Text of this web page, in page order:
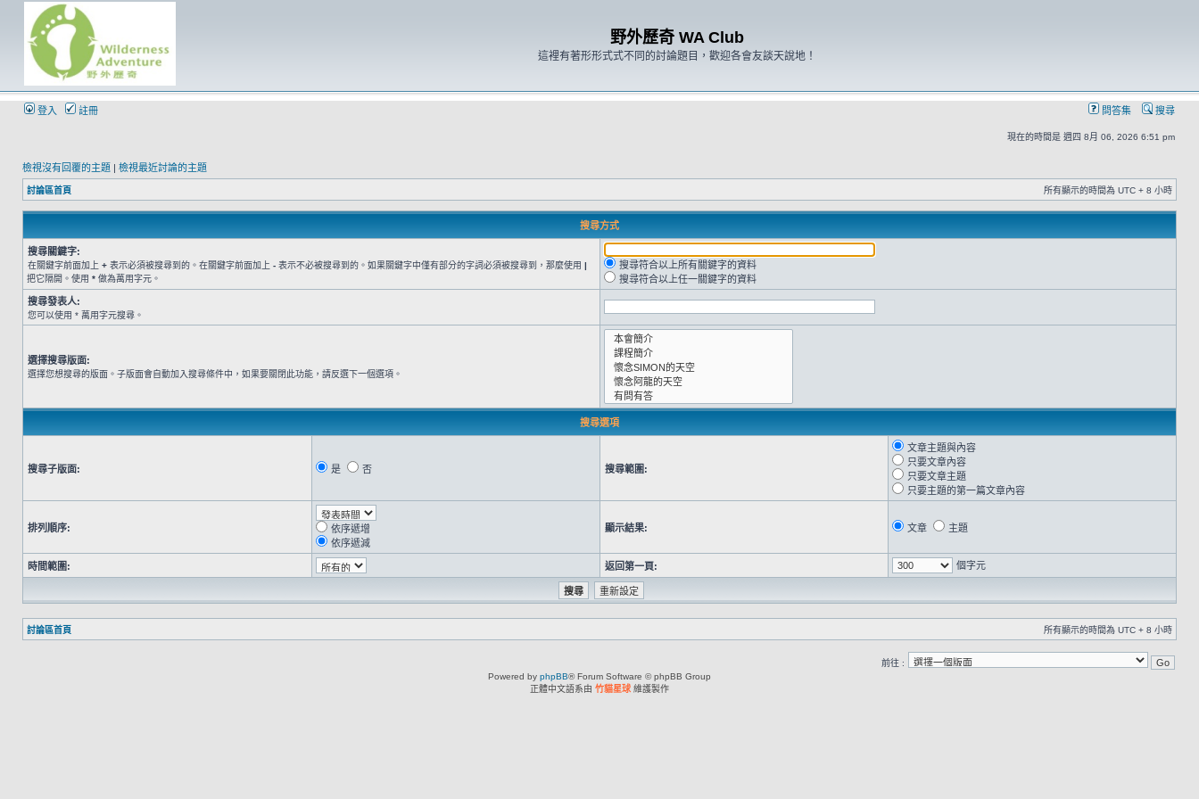
野外歷奇 WA Club
這裡有著形形式式不同的討論題目，歡迎各會友談天說地！
登入 註冊 問答集 搜尋
現在的時間是 週四 8月 06, 2026 6:51 pm
檢視沒有回覆的主題 | 檢視最近討論的主題
討論區首頁 所有顯示的時間為 UTC + 8 小時
搜尋方式
搜尋關鍵字:
在關鍵字前面加上 + 表示必須被搜尋到的。在關鍵字前面加上 - 表示不必被搜尋到的。如果關鍵字中僅有部分的字詞必須被搜尋到，那麼使用 |
把它隔開。使用 * 做為萬用字元。
搜尋符合以上所有關鍵字的資料
搜尋符合以上任一關鍵字的資料
搜尋發表人:
您可以使用 * 萬用字元搜尋。
選擇搜尋版面:
選擇您想搜尋的版面。子版面會自動加入搜尋條件中，如果要關閉此功能，請反選下一個選項。
搜尋選項
搜尋子版面: 是 否 搜尋範圍:
文章主題與內容
只要文章內容
只要文章主題
只要主題的第一篇文章內容
排列順序:
依序遞增
依序遞減
顯示結果: 文章 主題
時間範圍: 返回第一頁: 個字元
討論區首頁 所有顯示的時間為 UTC + 8 小時
前往 :
Powered by phpBB® Forum Software © phpBB Group
正體中文語系由 竹貓星球 維護製作